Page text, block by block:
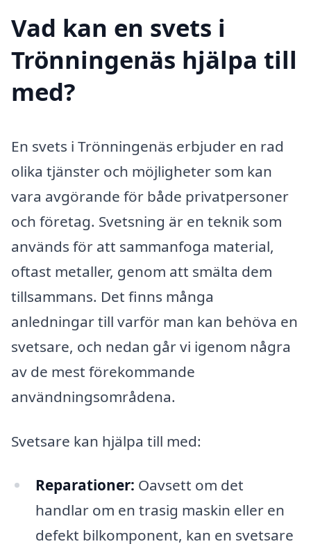
Vad kan en svets i
Trönningenäs hjälpa till
med?
En svets i Trönningenäs erbjuder en rad
olika tjänster och möjligheter som kan
vara avgörande för både privatpersoner
och företag. Svetsning är en teknik som
används för att sammanfoga material,
oftast metaller, genom att smälta dem
tillsammans. Det finns många
anledningar till varför man kan behöva en
svetsare, och nedan går vi igenom några
av de mest förekommande
användningsområdena.
Svetsare kan hjälpa till med:
Reparationer: Oavsett om det
handlar om en trasig maskin eller en
defekt bilkomponent, kan en svetsare